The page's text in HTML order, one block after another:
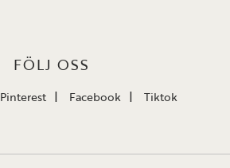
FÖLJ OSS
Pinterest Facebook Tiktok